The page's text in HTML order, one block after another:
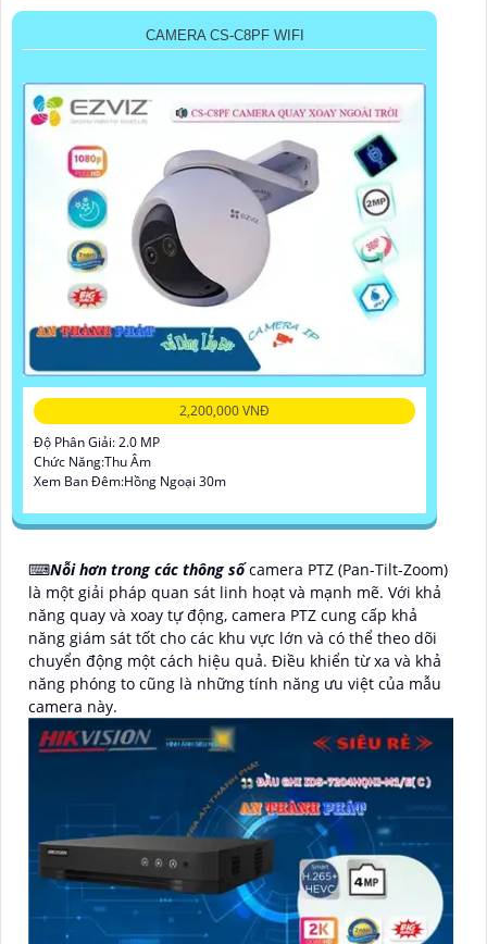
CAMERA CS-C8PF WIFI
2,200,000 VNĐ
Độ Phân Giải: 2.0 MP
Chức Năng:Thu Âm
Xem Ban Đêm:Hồng Ngoại 30m
⌨Nỗi hơn trong các thông sốcamera PTZ (Pan-Tilt-Zoom)
là một giải pháp quan sát linh hoạt và mạnh mẽ. Với khả
năng quay và xoay tự động, camera PTZ cung cấp khả
năng giám sát tốt cho các khu vực lớn và có thể theo dõi
chuyển động một cách hiệu quả. Điều khiển từ xa và khả
năng phóng to cũng là những tính năng ưu việt của mẫu
camera này.